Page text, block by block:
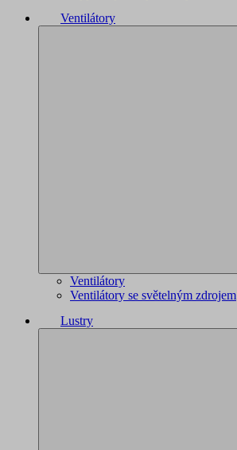
Ventilátory
Ventilátory
Ventilátory se světelným zdrojem
Lustry